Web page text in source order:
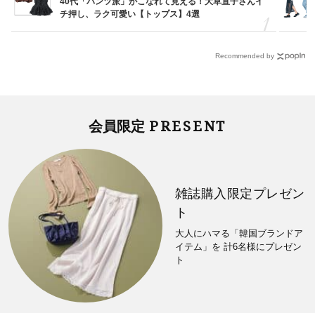
チ押し、ラク可愛い【トップス】4選
Recommended by
会員限定 PRESENT
雑誌購入限定プレゼン
ト
大人にハマる「韓国ブランドア
イテム」を 計6名様にプレゼン
ト